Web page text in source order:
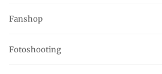
Fanshop
Fotoshooting